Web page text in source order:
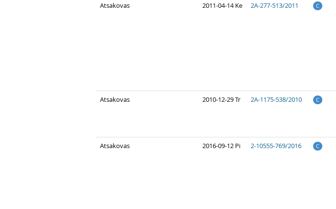
Atsakovas 2011-04-14 Ke 2A-277-513/2011 C
Atsakovas 2010-12-29 Tr 2A-1175-538/2010 C
Atsakovas 2016-09-12 Pi 2-10555-769/2016 C